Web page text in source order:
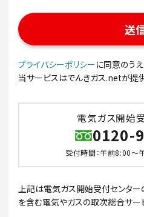
プライバシーポリシーに同意のう
当サービスはでんきガス.netが提供
電気ガス開始
0120-
受付時間：午前8:00～
上記は電気ガス開始受付センタ
を含む電気やガスの取次総合サー